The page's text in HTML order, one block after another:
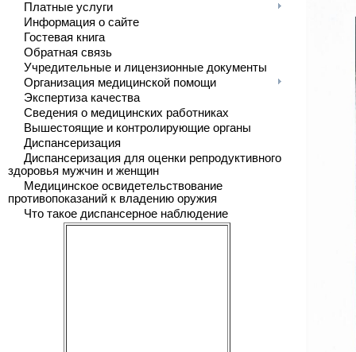
Платные услуги
Информация о сайте
Гостевая книга
Обратная связь
Учредительные и лицензионные документы
Организация медицинской помощи
Экспертиза качества
Сведения о медицинских работниках
Вышестоящие и контролирующие органы
Диспансеризация
Диспансеризация для оценки репродуктивного
здоровья мужчин и женщин
Медицинское освидетельствование
противопоказаний к владению оружия
Что такое диспансерное наблюдение